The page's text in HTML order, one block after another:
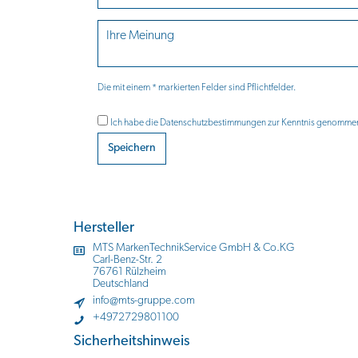
Die mit einem * markierten Felder sind Pflichtfelder.
Ich habe die Datenschutzbestimmungenzur Kenntnis
Speichern
Hersteller
MTS MarkenTechnikService GmbH & Co.KG
Carl-Benz-Str. 2
76761 Rülzheim
Deutschland
info@mts-gruppe.com
+4972729801100
Sicherheitshinweis